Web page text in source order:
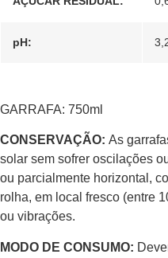
pH:
GARRAFA: 750ml
CONSERVAÇÃO: As
solar sem sofrer oscilações
ou parcialmente horizontal,
rolha, em local fresco (entre
ou vibrações.
MODO DE CONSUMO: